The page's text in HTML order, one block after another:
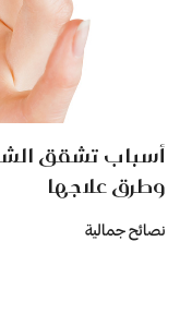
أسباب تشقق
وطرق علاجها
نصائح جمالية